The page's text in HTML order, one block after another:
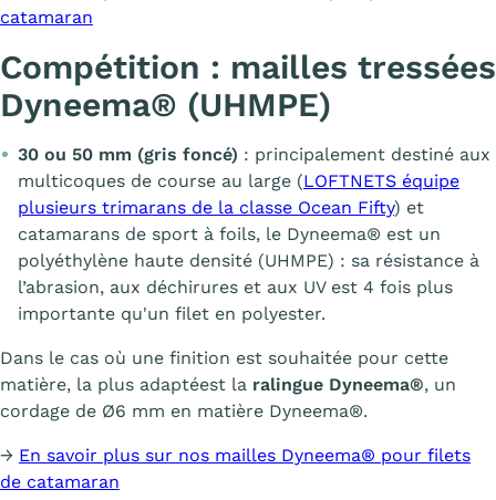
catamaran
Compétition : mailles tressées
Dyneema® (UHMPE)
30 ou 50 mm (gris foncé) : principalement destiné aux
multicoques de course au large (LOFTNETS équipe
plusieurs trimarans de la classe Ocean Fifty) et
catamarans de sport à foils, le Dyneema® est un
polyéthylène haute densité (UHMPE) : sa résistance à
l’abrasion, aux déchirures et aux UV est 4 fois plus
importante qu'un filet en polyester.
Dans le cas où une finition est souhaitée pour cette
matière, la plus adaptéest la ralingue Dyneema®, un
cordage de Ø6 mm en matière Dyneema®.
→ En savoir plus sur nos mailles Dyneema® pour filets
de catamaran